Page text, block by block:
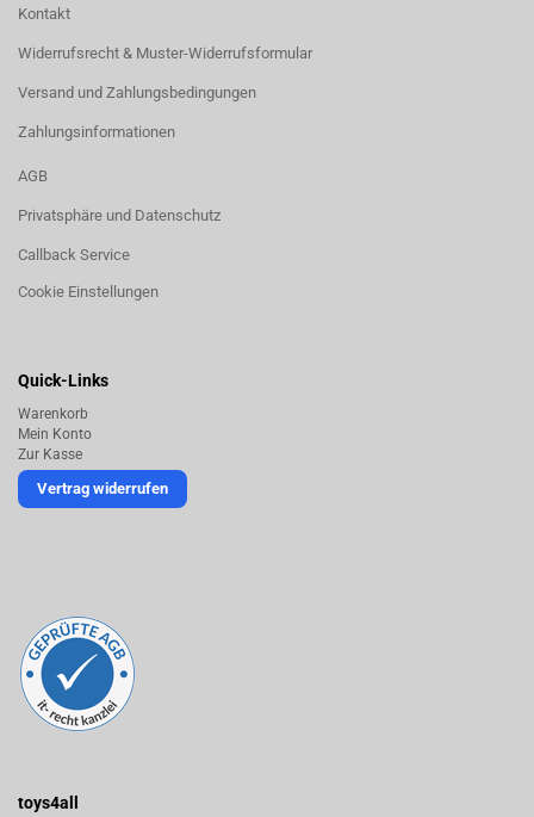
Kontakt
Widerrufsrecht & Muster-Widerrufsformular
Versand und Zahlungsbedingungen
Zahlungsinformationen
AGB
Privatsphäre und Datenschutz
Callback Service
Cookie Einstellungen
Quick-Links
Warenkorb
Mein Konto
Zur Kasse
Vertrag widerrufen
toys4all